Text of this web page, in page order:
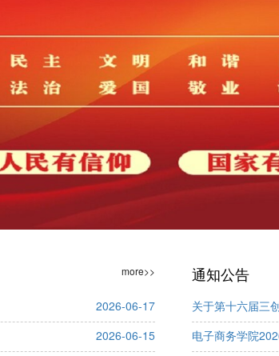
more>>
2026-06-17
2026-06-15
通知公告
关于第十六届三
电子商务学院